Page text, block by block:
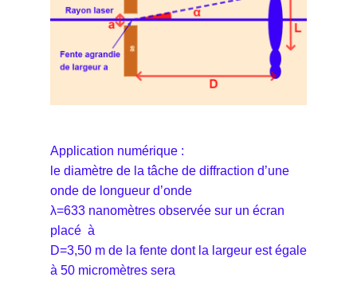
Application numérique :
le diamètre de la tâche de diffraction d’une
onde de longueur d’onde
λ=633 nanomètres observée sur un écran
placé à
D=3,50 m de la fente dont la largeur est égale
à 50 micromètres sera